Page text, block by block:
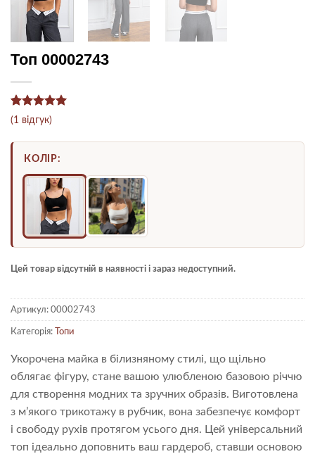
Топ 00002743
Рейтинг
з 5 на
основі
1
покупця
(1 відгук)
КОЛІР:
Цей товар відсутній в наявності і зараз недоступний.
Артикул: 00002743
Категорія: Топи
Укорочена майка в білизняному стилі, що щільно
облягає фігуру, стане вашою улюбленою базовою річчю
для створення модних та зручних образів. Виготовлена
з м’якого трикотажу в рубчик, вона забезпечує комфорт
і свободу рухів протягом усього дня. Цей універсальний
топ ідеально доповнить ваш гардероб, ставши основою